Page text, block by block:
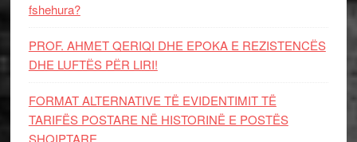
fshehura?
PROF. AHMET QERIQI DHE EPOKA E REZISTENCЁS
DHE LUFTЁS PЁR LIRI!
FORMAT ALTERNATIVE TË EVIDENTIMIT TË
TARIFËS POSTARE NË HISTORINË E POSTËS